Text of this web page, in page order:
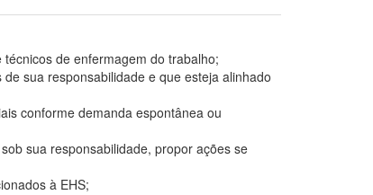
de enfermagem do trabalho;
sua responsabilidade e que esteja alinhado
conforme demanda espontânea ou
sua responsabilidade, propor ações se
à EHS;